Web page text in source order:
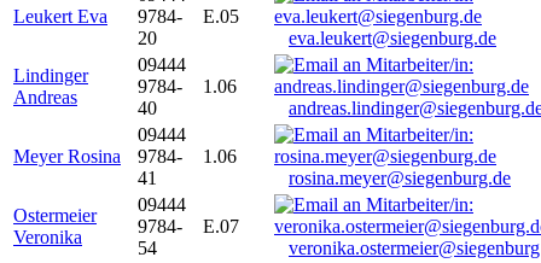
Leukert Eva
9784-
20
E.05
eva.leukert@siegenburg.de
Lindinger
Andreas
09444
9784-
40
1.06
Meyer Rosina
09444
9784-
41
1.06
rosina.meyer@siegenburg.de
Ostermeier
Veronika
09444
9784-
54
E.07